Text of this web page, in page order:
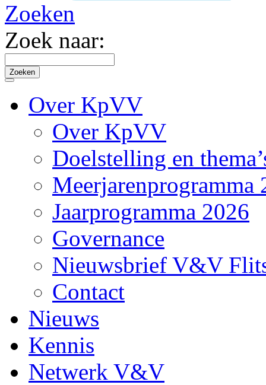
Zoeken
Zoek naar:
Over KpVV
Over KpVV
Doelstelling en
Meerjarenprogramma
Jaarprogramma 2026
Governance
Nieuwsbrief V&V
Contact
Nieuws
Kennis
Netwerk V&V